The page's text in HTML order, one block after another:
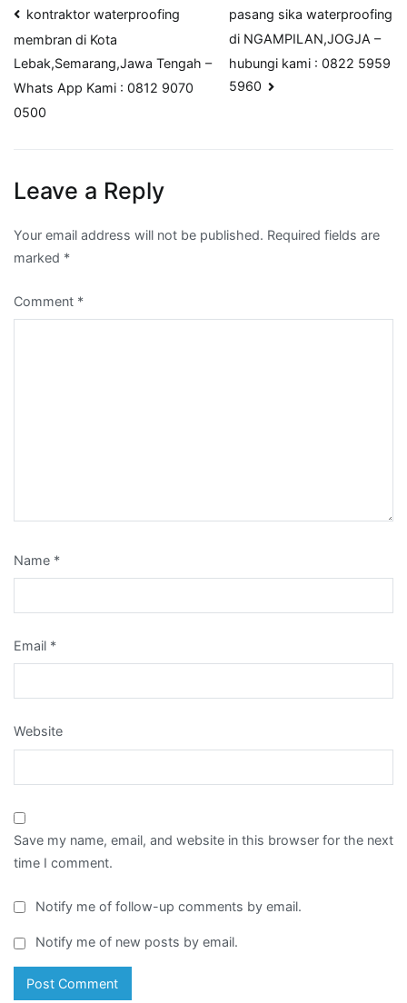
Post
navigation
kontraktor waterproofing
membran di Kota
Lebak,Semarang,Jawa Tengah –
Whats App Kami : 0812 9070
0500
pasang sika waterproofing
di NGAMPILAN,JOGJA –
hubungi kami : 0822 5959
5960
Leave a Reply
Your email address will not be published. Required fields are
marked *
Comment *
Name *
Email *
Website
Save my name, email, and website in this browser for the next
time I comment.
Notify me of follow-up comments by email.
Notify me of new posts by email.